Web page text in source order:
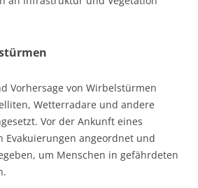
Vorhersage von Wirbelstürmen
Wetterradare und andere
Vor der Ankunft eines
Evakuierungen angeordnet und
um Menschen in gefährdeten